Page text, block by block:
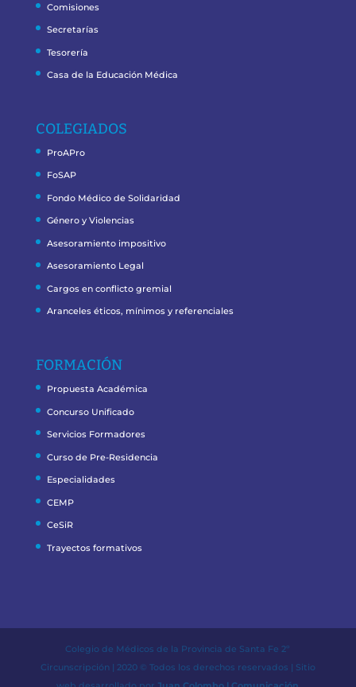
Comisiones
Secretarías
Tesorería
Casa de la Educación Médica
COLEGIADOS
ProAPro
FoSAP
Fondo Médico de Solidaridad
Género y Violencias
Asesoramiento impositivo
Asesoramiento Legal
Cargos en conflicto gremial
Aranceles éticos, mínimos y referenciales
FORMACIÓN
Propuesta Académica
Concurso Unificado
Servicios Formadores
Curso de Pre-Residencia
Especialidades
CEMP
CeSiR
Trayectos formativos
Colegio de Médicos de la Provincia de Santa Fe 2º
Circunscripción | 2020 © Todos los derechos reservados | Sitio